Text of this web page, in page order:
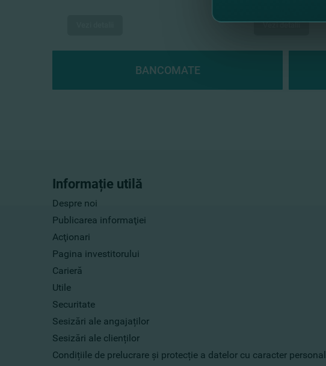
Vezi detalii
BANCOMATE
Informație utilă
Despre noi
Publicarea informaţiei
Acţionari
Pagina investitorului
Carieră
Utile
Securitate
Sesizări ale angajaților
Sesizări ale clienților
Condițiile de prelucrare și protecție a datelor cu caracter personal